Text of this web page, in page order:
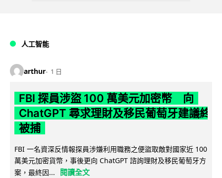
人工智能
arthur 1 日
FBI 探員涉盜 100 萬美元加密幣 向
ChatGPT 尋求理財及移民葡萄牙建議終
被捕
FBI 一名資深反情報探員涉嫌利用職務之便盜取敵對國家近 100
萬美元加密貨幣，事後更向 ChatGPT 諮詢理財及移民葡萄牙方
案，最終因...
閱讀全文